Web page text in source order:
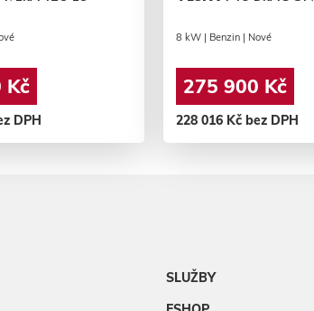
Kč
DPH
8 kW | Benzin | Nové
275 900 Kč
228 016 Kč bez DPH
SLUŽBY